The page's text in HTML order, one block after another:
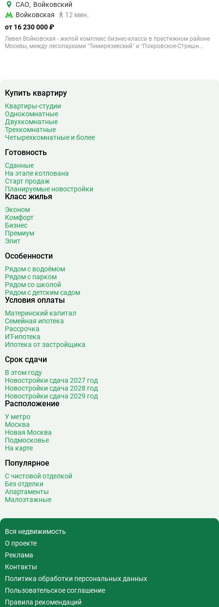
САО, Войковский
Войковская
12 мин.
от 16 230 000 ₽
Левел Войковская - жилой комплекс бизнес-класса в престижном районе
Москвы, между лесопарками “Тимирязевский” и “Покровское-Стрешн...
Купить квартиру
Квартиры-студии
Однокомнатные
Двухкомнатные
Трехкомнатные
Четырехкомнатные и более
Готовность
Сданные
На этапе котлована
Старт продаж
Планируемые новостройки
Класс жилья
Эконом
Комфорт
Бизнес
Премиум
Элит
Особенности
Рядом с водоёмом
Рядом с парком
Рядом со школой
Рядом с детским садом
Условия оплаты
Материнский капитал
Семейная ипотека
Рассрочка
ИТ-ипотека
Ипотека от застройщика
Срок сдачи
В этом году
Новостройки сдача 2027 год
Новостройки сдача 2028 год
Новостройки сдача 2029 год
Расположение
У метро
Москва
Новая Москва
Подмосковье
На карте
Популярное
С чистовой отделкой
Без отделки
Апартаменты
Малоэтажные
Вся недвижимость
О проекте
Реклама
Контакты
Политика обработки персональных данных
Пользовательское соглашение
Правила рекомендаций